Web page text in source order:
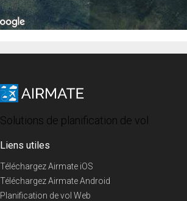
Solutions de planification de vol
Liens utiles
Téléchargez Airmate iOS
Téléchargez Airmate Android
Planification de vol Web